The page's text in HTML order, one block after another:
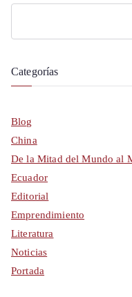
Categorías
Blog
China
De la Mitad del Mundo al
Ecuador
Editorial
Emprendimiento
Literatura
Noticias
Portada